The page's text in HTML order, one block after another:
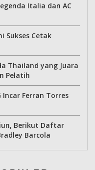
Italia dan AC
Sukses Cetak
Thailand yang Juara
Pelatih
Incar Ferran Torres
Berikut Daftar
Barcola